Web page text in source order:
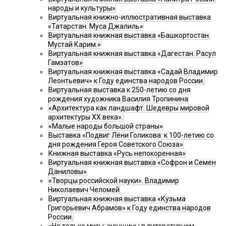
народы и культуры»
Виртуальная книжно-иллюстративная выставка
«Татарстан. Муса Джалиль»
Виртуальная книжная выставка «Башкортостан.
Мустай Карим.»
Виртуальная книжная выставка «Дагестан. Расул
Гамзатов»
Виртуальная книжная выставка «Садай Владимир
Леонтьевич» к Году единства народов России.
Виртуальная выставка к 250-летию со дня
рождения художника Василия Тропинина
«Архитектура как ландшафт. Шедевры мировой
архитектуры XX века».
«Малые народы большой страны»
Выставка «Подвиг Лёни Голикова: к 100-летию со
дня рождения Героя Советского Союза»
Книжная выставка «Русь непокоренная»
Виртуальная книжная выставка «Софрон и Семен
Даниловы»
«Творцы российской науки». Владимир
Николаевич Челомей
Виртуальная книжная выставка «Кузьма
Григорьевич Абрамов» к Году единства народов
России.